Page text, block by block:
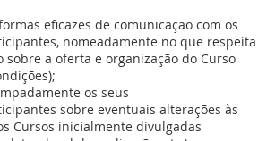
eficazes de comunicação com os
nomeadamente no que respeita
sobre a oferta e organização do Curso
os seus
sobre eventuais alterações às
Cursos inicialmente divulgadas